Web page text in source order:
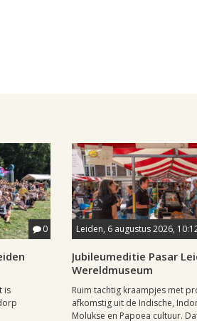
0
is
Leiden, 6 augustus 2026,
Jubileumeditie Pasar
Wereldmuseum
Ruim tachtig kraampjes met
afkomstig uit de Indische,
Molukse en Papoea cultuur.